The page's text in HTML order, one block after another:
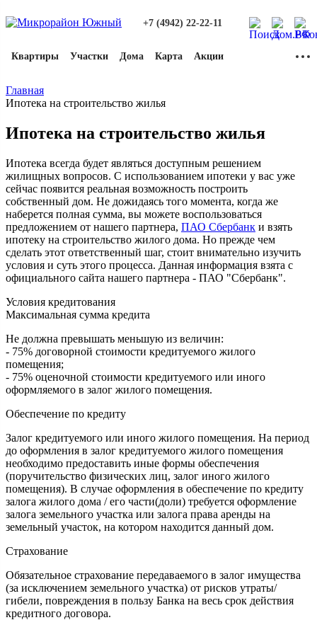
+7 (4942) 22-22-11
Квартиры Участки Дома Карта Акции
Главная
Ипотека на строительство жилья
Ипотека на строительство жилья
Ипотека всегда будет являться доступным решением
жилищных вопросов. С использованием ипотеки у вас уже
сейчас появится реальная возможность построить
собственный дом. Не дожидаясь того момента, когда же
наберется полная сумма, вы можете воспользоваться
предложением от нашего партнера, ПАО Сбербанк и взять
ипотеку на строительство жилого дома. Но прежде чем
сделать этот ответственный шаг, стоит внимательно изучить
условия и суть этого процесса. Данная информация взята с
официального сайта нашего партнера - ПАО "Сбербанк".
Условия кредитования
Максимальная сумма кредита
Не должна превышать меньшую из величин:
- 75% договорной стоимости кредитуемого жилого
помещения;
- 75% оценочной стоимости кредитуемого или иного
оформляемого в залог жилого помещения.
Обеспечение по кредиту
Залог кредитуемого или иного жилого помещения. На период
до оформления в залог кредитуемого жилого помещения
необходимо предоставить иные формы обеспечения
(поручительство физических лиц, залог иного жилого
помещения). В случае оформления в обеспечение по кредиту
залога жилого дома / его части(доли) требуется оформление
залога земельного участка или залога права аренды на
земельный участок, на котором находится данный дом.
Страхование
Обязательное страхование передаваемого в залог имущества
(за исключением земельного участка) от рисков утраты/
гибели, повреждения в пользу Банка на весь срок действия
кредитного договора.